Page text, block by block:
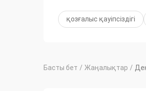
қозғалыс қауіпсіздігі
Басты бет / Жаңалықтар /